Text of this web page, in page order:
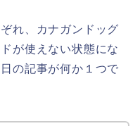
れ、カナガンドッグ
が使えない状態にな
の記事が何か１つで